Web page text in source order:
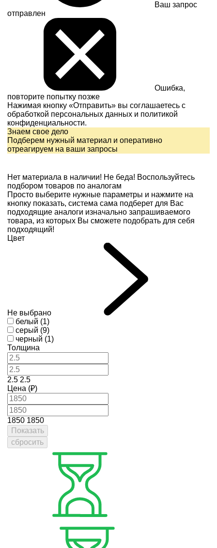
Ваш запрос
отправлен
Ошибка,
повторите попытку позже
Нажимая кнопку «Отправить» вы соглашаетесь с
обработкой персональных данных и политикой
конфиденциальности.
Знаем свое дело
Подберем нужный материал и оперативно
отреагируем на ваши запросы
Нет материала в наличии! Не беда! Воспользуйтесь
подбором товаров по аналогам
Просто выберите нужные параметры и нажмите на
кнопку показать, система сама подберет для Вас
подходящие аналоги изначально запрашиваемого
товара, из которых Вы сможете подобрать для себя
подходящий!
Цвет
Не выбрано
белый (1)
серый (9)
черный (1)
Толщина
2.5 2.5
Цена (₽)
1850 1850
Показать
сбросить